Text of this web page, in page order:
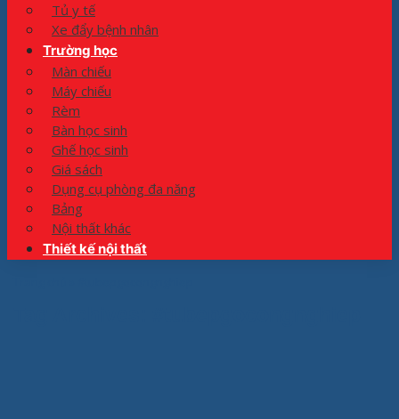
Tủ y tế
Xe đẩy bệnh nhân
Trường học
Màn chiếu
Máy chiếu
Rèm
Bàn học sinh
Ghế học sinh
Giá sách
Dụng cụ phòng đa năng
Bảng
Nội thất khác
Thiết kế nội thất